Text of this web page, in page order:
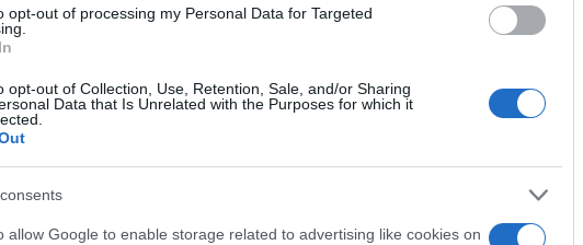
opt-out of processing my Personal Data for Targeted
opt-out of Collection, Use, Retention, Sale, and/or Sharing
Data that Is Unrelated with the Purposes for which it
allow Google to enable storage related to advertising like cookies on
10,50 €
nitrile monouso Milwaukee
agli oli, benzina S-XL
Taglia M
( 0 recensioni )